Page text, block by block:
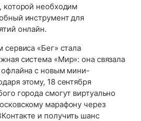
которой необходим
инструмент для
онлайн.
сервиса «Бег» стала
система «Мир»: она связала
с новым мини-
этому, 18 сентября
города смогут виртуально
марафону через
и получить шанс